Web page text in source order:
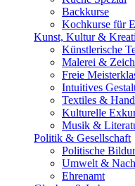
Backkurse
Kochkurse für
Kunst, Kultur &
Künstlerische
Malerei &
Freie
Intuitives
Textiles &
Kulturelle
Musik &
Politik & Gesellschaft
Politische
Umwelt &
Ehrenamt